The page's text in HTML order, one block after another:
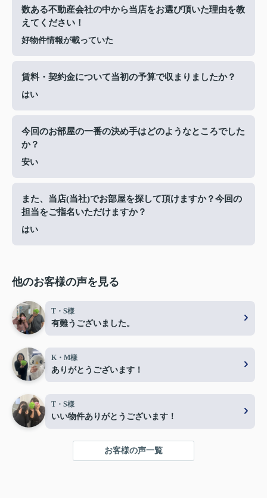
数ある不動産会社の中から当店をお選び頂いた理由を教
えてください！
好物件情報が載っていた
賃料・契約金について当初の予算で収まりましたか？
はい
今回のお部屋の一番の決め手はどのようなところでした
か？
安い
また、当店(当社)でお部屋を探して頂けますか？今回の
担当をご指名いただけますか？
はい
他のお客様の声を見る
T・S様
有難うございました。
K・M様
ありがとうございます！
T・S様
いい物件ありがとうございます！
お客様の声一覧